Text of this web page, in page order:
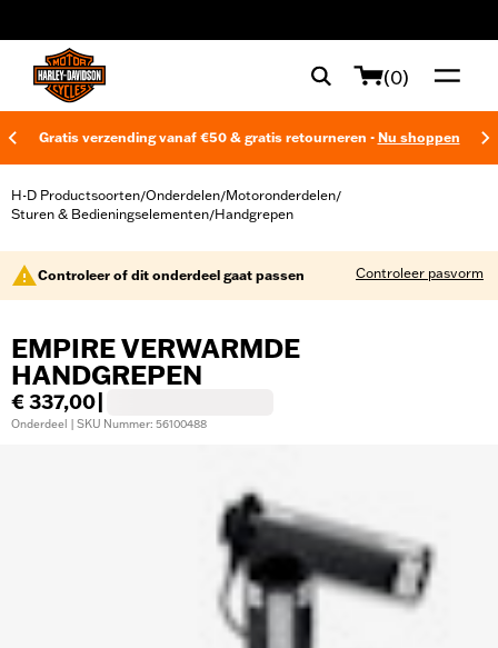
(0)
Gratis verzending vanaf €50 & gratis retourneren - Nu shoppen
H-D Productsoorten/Onderdelen/Motoronderdelen/
Sturen & Bedieningselementen/Handgrepen
Controleer of dit onderdeel gaat passen Controleer pasvorm
EMPIRE VERWARMDE
HANDGREPEN
€ 337,00
Onderdeel | SKU Nummer: 56100488